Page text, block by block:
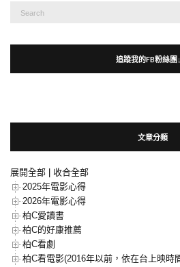
Search
追蹤我的FB粉絲團
文章分類
展開全部
收合全部
2025年電影心得
2026年電影心得
柏C愛讀書
柏C的好康推薦
柏C看劇
柏C看電影(2016年以前，依在台上映時